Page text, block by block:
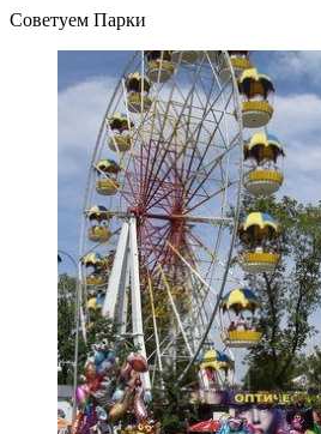
Советуем Парки